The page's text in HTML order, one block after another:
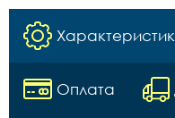
Оплата